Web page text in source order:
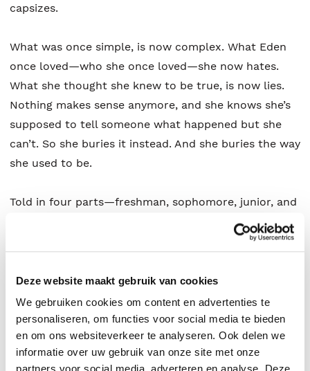
Deze website maakt gebruik van cookies
We gebruiken cookies om content en advertenties te
personaliseren, om functies voor social media te bieden
en om ons websiteverkeer te analyseren. Ook delen we
informatie over uw gebruik van onze site met onze
capsizes.
What was once simple, is now complex. What Eden
once loved—who she once loved—she now hates.
What she thought she knew to be true, is now lies.
Nothing makes sense anymore, and she knows she’s
supposed to tell someone what happened but she
can’t. So she buries it instead. And she buries the way
she used to be.
Told in four parts—freshman, sophomore, junior, and
senior year—this provocative debut reveals the deep
cuts of trauma. But it also demonstrates one young
disappointment and unbearable pains of
adolescence, of first love and first heartbreak, of
friendships broken and rebuilt, all while learning to
embrace the power of survival she never knew she
had hidden within her heart.